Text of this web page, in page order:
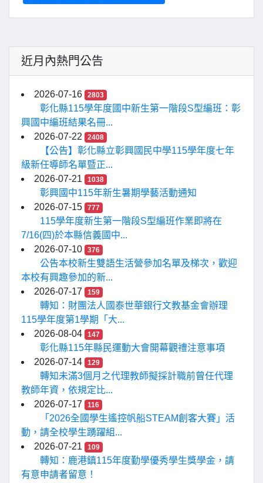
近月內熱門公告
2026-07-16 2803
彰化縣115學年度國中新生第一階段S型編班：彰
興國中編班結果名冊...
2026-07-22
2408
【公告】彰化縣立彰興國民中學115學年度七年
級新任導師名單暨正...
2026-07-21
1038
彰興國中115年新生暑期學藝活動通知
2026-07-15
777
115學年度新生第一階段S型編班作業即將在
7/16(四)於本縣信義國中...
2026-07-10
376
公告本校新生雙語生活營參加名單及梯次，歡迎
本校有興趣參加的新...
2026-07-17
159
轉知：財團法人國泰世華銀行文教基金會辦理
115學年度第1學期「大...
2026-08-04
147
彰化縣115年縣民運動大會開幕觀禮注意事項
2026-07-14
129
轉知未滿3個月之代理教師擬採計職前曾任代理
教師年資，依規定比...
2026-07-17
116
「2026全國學生遙控帆船STEAM創客大賽」活
動，請全校學生踴躍組...
2026-07-21
109
轉知：鹿港鎮115年度勤學優秀學生獎學金，請
有意申請者留意！